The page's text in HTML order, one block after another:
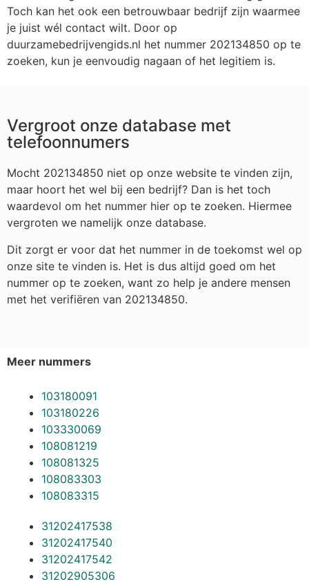
Toch kan het ook een betrouwbaar bedrijf zijn waarmee
je juist wél contact wilt. Door op
duurzamebedrijvengids.nl het nummer 202134850 op te
zoeken, kun je eenvoudig nagaan of het legitiem is.
Vergroot onze database met
telefoonnumers
Mocht 202134850 niet op onze website te vinden zijn,
maar hoort het wel bij een bedrijf? Dan is het toch
waardevol om het nummer hier op te zoeken. Hiermee
vergroten we namelijk onze database.
Dit zorgt er voor dat het nummer in de toekomst wel op
onze site te vinden is. Het is dus altijd goed om het
nummer op te zoeken, want zo help je andere mensen
met het verifiëren van 202134850.
Meer nummers
103180091
103180226
103330069
108081219
108081325
108083303
108083315
31202417538
31202417540
31202417542
31202905306